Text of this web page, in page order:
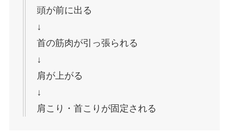
頭が前に出る
↓
首の筋肉が引っ張られる
↓
肩が上がる
↓
肩こり・首こりが固定される